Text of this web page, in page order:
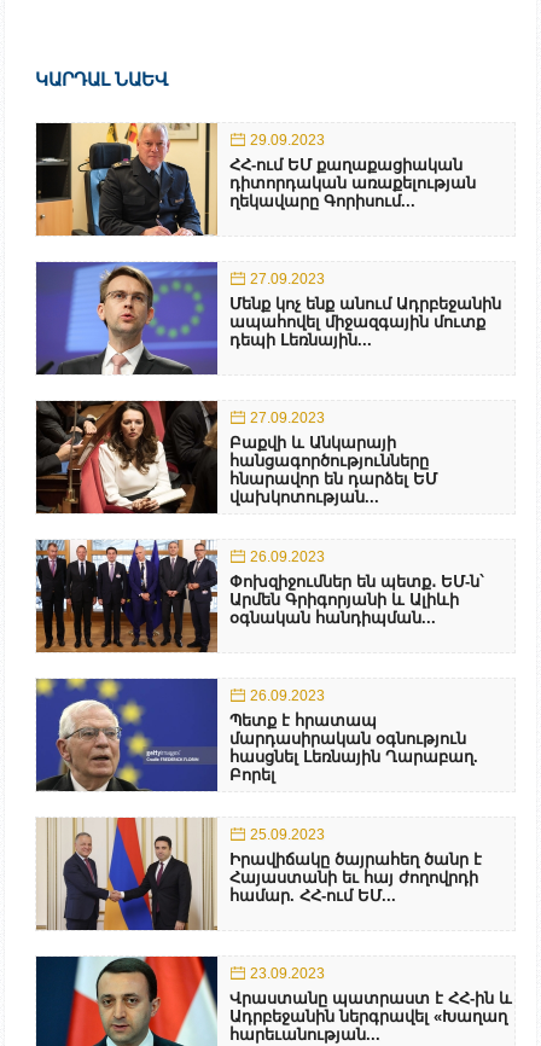
ԿԱՐԴԱԼ ՆԱԵՎ
29.09.2023
ՀՀ-ում ԵՄ քաղաքացիական
դիտորդական առաքելության
ղեկավարը Գորիսում...
27.09.2023
Մենք կոչ ենք անում Ադրբեջանին
ապահովել միջազգային մուտք
դեպի Լեռնային...
27.09.2023
Բաքվի և Անկարայի
հանցագործությունները
հնարավոր են դարձել ԵՄ
վախկոտության...
26.09.2023
Փոխզիջումներ են պետք․ ԵՄ-ն`
Արմեն Գրիգորյանի և Ալիևի
օգնական հանդիպման...
26.09.2023
Պետք է հրատապ
մարդասիրական օգնություն
հասցնել Լեռնային Ղարաբաղ.
Բորել
25.09.2023
Իրավիճակը ծայրահեղ ծանր է
Հայաստանի եւ հայ ժողովրդի
համար. ՀՀ-ում ԵՄ...
23.09.2023
Վրաստանը պատրաստ է ՀՀ-ին և
Ադրբեջանին ներգրավել «Խաղաղ
հարեւանության...